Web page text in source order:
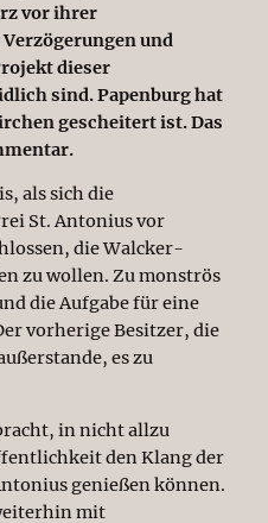
vor ihrer
und
dieser
sind. Papenburg hat
gescheitert ist. Das
als sich die
St. Antonius vor
die Walcker-
zu wollen. Zu monströs
die Aufgabe für eine
vorherige Besitzer, die
es zu
in nicht allzu
den Klang der
genießen können.
mit